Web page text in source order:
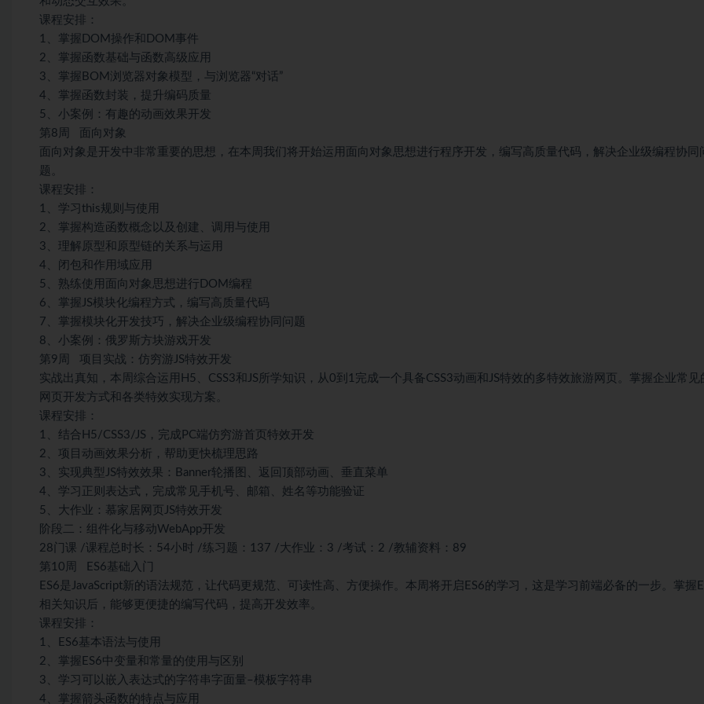
课程安排：
1、掌握DOM操作和DOM事件
2、掌握函数基础与函数高级应用
3、掌握BOM浏览器对象模型，与浏览器“对话”
4、掌握函数封装，提升编码质量
5、小案例：有趣的动画效果开发
第8周 面向对象
面向对象是开发中非常重要的思想，在本周我们将开始运用面向对象思想进行程序开发，编写高质量代码，解决企业级编程协同
题。
课程安排：
1、学习this规则与使用
2、掌握构造函数概念以及创建、调用与使用
3、理解原型和原型链的关系与运用
4、闭包和作用域应用
5、熟练使用面向对象思想进行DOM编程
6、掌握JS模块化编程方式，编写高质量代码
7、掌握模块化开发技巧，解决企业级编程协同问题
8、小案例：俄罗斯方块游戏开发
第9周 项目实战：仿穷游JS特效开发
实战出真知，本周综合运用H5、CSS3和JS所学知识，从0到1完成一个具备CSS3动画和JS特效的多特效旅游网页。掌握企业常见
网页开发方式和各类特效实现方案。
课程安排：
1、结合H5/CSS3/JS，完成PC端仿穷游首页特效开发
2、项目动画效果分析，帮助更快梳理思路
3、实现典型JS特效效果：Banner轮播图、返回顶部动画、垂直菜单
4、学习正则表达式，完成常见手机号、邮箱、姓名等功能验证
5、大作业：慕家居网页JS特效开发
阶段二：组件化与移动WebApp开发
28门课 /课程总时长：54小时 /练习题：137 /大作业：3 /考试：2 /教辅资料：89
第10周 ES6基础入门
ES6是JavaScript新的语法规范，让代码更规范、可读性高、方便操作。本周将开启ES6的学习，这是学习前端必备的一步。掌握
相关知识后，能够更便捷的编写代码，提高开发效率。
课程安排：
1、ES6基本语法与使用
2、掌握ES6中变量和常量的使用与区别
3、学习可以嵌入表达式的字符串字面量–模板字符串
4、掌握箭头函数的特点与应用